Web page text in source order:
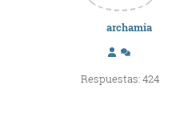
archamia
Respuestas: 424